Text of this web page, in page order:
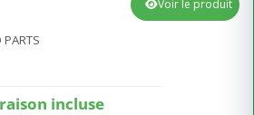
PARTS
incluse
Voir le produit